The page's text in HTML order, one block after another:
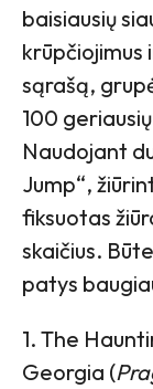
baisiausių
krūpčiojimus
sąrašą,
100
Naudojant
Jump“,
fiksuotas
skaičius.
patys
1. The
Georgia (